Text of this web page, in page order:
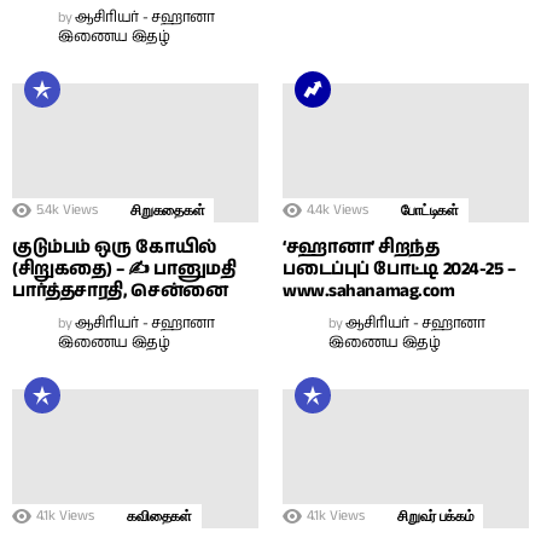
byஆசிரியர் - சஹானா
இணைய இதழ்
5.4k Views சிறுகதைகள்
குடும்பம் ஒரு கோயில்
(சிறுகதை) – ✍ பானுமதி
பார்த்தசாரதி, சென்னை
byஆசிரியர் - சஹானா
இணைய இதழ்
4.4k Views போட்டிகள்
‘சஹானா’ சிறந்த
படைப்புப் போட்டி 2024-25 –
www.sahanamag.com
byஆசிரியர் - சஹானா
இணைய இதழ்
4.1k Views கவிதைகள் 4.1k Views சிறுவர் பக்கம்